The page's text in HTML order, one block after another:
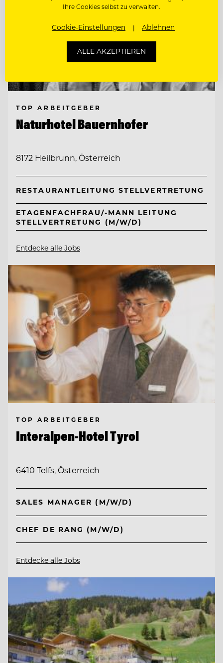
TOP ARBEITGEBER
Naturhotel Bauernhofer
8172 Heilbrunn, Österreich
RESTAURANTLEITUNG STELLVERTRETUNG
ETAGENFACHFRAU/-MANN LEITUNG
STELLVERTRETUNG (M/W/D)
Entdecke alle Jobs
TOP ARBEITGEBER
Interalpen-Hotel Tyrol
6410 Telfs, Österreich
SALES MANAGER (M/W/D)
CHEF DE RANG (M/W/D)
Entdecke alle Jobs
Ihre Cookies selbst zu verwalten.
Cookie-Einstellungen Ablehnen
ALLE AKZEPTIEREN